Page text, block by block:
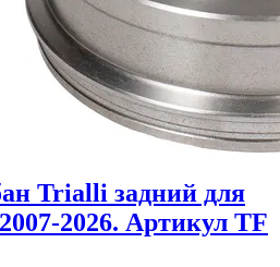
Trialli задний для
2026. Артикул TF